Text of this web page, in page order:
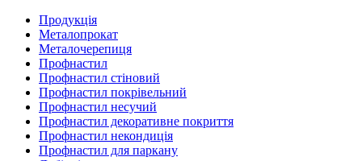
Продукція
Металопрокат
Металочерепиця
Профнастил
Профнастил стіновий
Профнастил покрівельний
Профнастил несучий
Профнастил декоративне покриття
Профнастил некондиція
Профнастил для паркану